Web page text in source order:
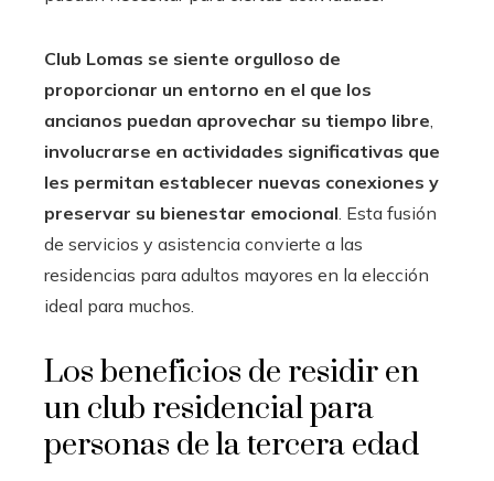
Club Lomas se siente orgulloso de
proporcionar un entorno en el que los
ancianos puedan aprovechar su tiempo libre,
involucrarse en actividades significativas que
les permitan establecer nuevas conexiones y
preservar su bienestar emocional. Esta fusión
de servicios y asistencia convierte a las
residencias para adultos mayores en la elección
ideal para muchos.
Los beneficios de residir en
un club residencial para
personas de la tercera edad